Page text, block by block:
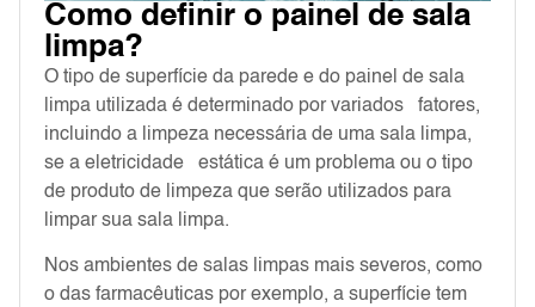
Como definir o painel de sala
limpa?
O tipo de superfície da parede e do painel de sala
limpa utilizada é determinado por variados fatores,
incluindo a limpeza necessária de uma sala limpa,
se a eletricidade estática é um problema ou o tipo
de produto de limpeza que serão utilizados para
limpar sua sala limpa.
Nos ambientes de salas limpas mais severos, como
o das farmacêuticas por exemplo, a superfície tem